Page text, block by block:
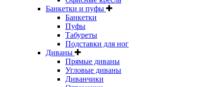
Банкетки и пуфы
Банкетки
Пуфы
Табуреты
Подставки для ног
Диваны
Прямые диваны
Угловые диваны
Диванчики